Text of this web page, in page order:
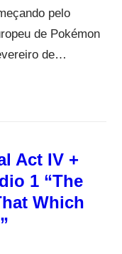
pelo
de Pokémon
de…
Act IV +
1 “The
Which